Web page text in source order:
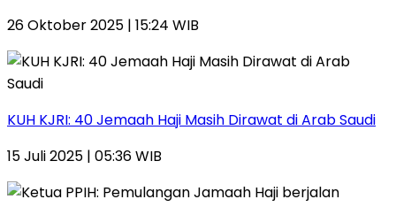
26 Oktober 2025 | 15:24 WIB
KUH KJRI: 40 Jemaah Haji Masih Dirawat di Arab Saudi
15 Juli 2025 | 05:36 WIB